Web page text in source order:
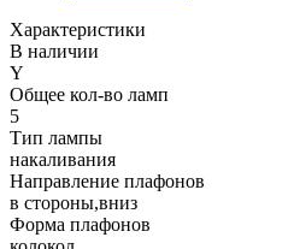
Характеристики
В наличии
Y
Общее кол-во ламп
5
Тип лампы
накаливания
Направление плафонов
в стороны,вниз
Форма плафонов